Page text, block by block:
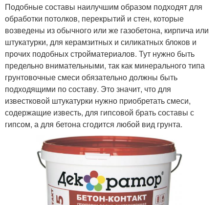
Подобные составы наилучшим образом подходят для
обработки потолков, перекрытий и стен, которые
возведены из обычного или же газобетона, кирпича или
штукатурки, для керамзитных и силикатных блоков и
прочих подобных стройматериалов. Тут нужно быть
предельно внимательными, так как минерального типа
грунтовочные смеси обязательно должны быть
подходящими по составу. Это значит, что для
известковой штукатурки нужно приобретать смеси,
содержащие известь, для гипсовой брать составы с
гипсом, а для бетона сгодится любой вид грунта.